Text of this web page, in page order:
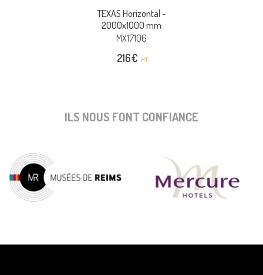
TEXAS Horizontal -
2000x1000 mm
MX17106
216€ HT
ILS NOUS FONT CONFIANCE